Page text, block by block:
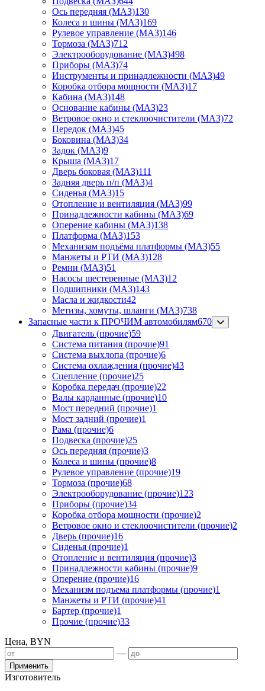
Ось передняя (МАЗ)130
Колеса и шины (МАЗ)169
Рулевое управление (МАЗ)146
Тормоза (МАЗ)712
Электрооборудование (МАЗ)498
Приборы (МАЗ)74
Инструменты и принадлежности (МАЗ)49
Коробка отбора мощности (МАЗ)17
Кабина (МАЗ)148
Основание кабины (МАЗ)23
Ветровое окно и стеклоочистители (МАЗ)72
Передок (МАЗ)45
Боковина (МАЗ)34
Задок (МАЗ)9
Крыша (МАЗ)17
Дверь боковая (МАЗ)111
Задняя дверь п/п (МАЗ)4
Сиденья (МАЗ)15
Отопление и вентиляция (МАЗ)99
Принадлежности кабины (МАЗ)69
Оперение кабины (МАЗ)138
Платформа (МАЗ)153
Механизам подъёма платформы (МАЗ)55
Манжеты и РТИ (МАЗ)128
Ремни (МАЗ)51
Насосы шестеренные (МАЗ)12
Подшипники (МАЗ)143
Масла и жидкости42
Метизы, хомуты, шланги (МАЗ)738
Запасные части к ПРОЧИМ автомобилям670
Двигатель (прочие)59
Система питания (прочие)91
Система выхлопа (прочие)6
Система охлаждения (прочие)43
Сцепление (прочие)25
Коробка передач (прочие)22
Валы карданные (прочие)10
Мост передний (прочие)1
Мост задний (прочие)1
Рама (прочие)6
Подвеска (прочие)25
Ось передняя (прочие)3
Колеса и шины (прочие)8
Рулевое управление (прочие)19
Тормоза (прочие)68
Электрооборудование (прочие)123
Приборы (прочие)34
Коробка отбора мощности (прочие)2
Ветровое окно и стеклоочистители (прочие)2
Дверь (прочие)16
Сиденья (прочие)1
Отопление и вентиляция (прочие)3
Принадлежности кабины (прочие)9
Оперение (прочие)16
Механизм подъема платформы (прочие)1
Манжеты и РТИ (прочие)41
Бартер (прочие)1
Прочие (прочие)33
Цена, BYN
—
Применить
Изготовитель